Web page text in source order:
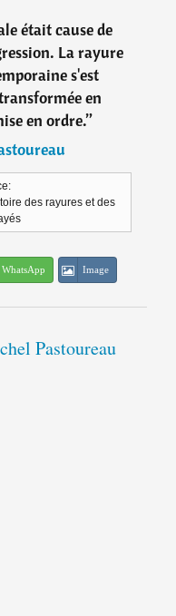
était cause de
La rayure
s'est
en
en ordre.”
des rayures et des
WhatsApp Image
Pastoureau